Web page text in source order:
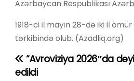
Azərbaycan Respublikası
1918-ci il mayın 28-də iki il
tərkibində olub. (Azadliq.org)
Y “Avroviziya 2026″da
edildi